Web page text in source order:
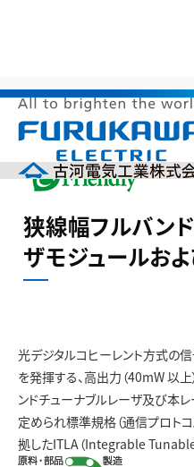
製品情報
研究開発
投資家の皆様へ（IR）
製品
お
HOME > サステナビリティ > 環
狭線幅フルバンドチューナブルレーザ
狭線幅フルバン
ザモジュールお
光デジタルコヒーレント方式の
を発揮する、高出力（40mW 以
ンドチューナブルレーザ及び本
定められ標準規格（通信プロト
拠したITLA（Integrable